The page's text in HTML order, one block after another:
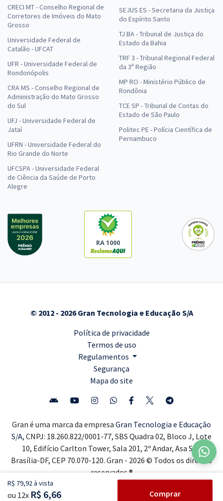
R$ 79,92 à vista
ou 12x R$ 6,66 Comprar
CRECI MT - Conselho Regional de
Corretores de Imóveis do Mato
Grosso
Universidade Federal de
Catalão - UFCAT
UFR - Universidade Federal de
Rondonópolis
CRA MS - Conselho Regional de
Administração do Mato Grosso
do Sul
UFJ - Universidade Federal de
Jataí
UFRN - Universidade Federal do
Rio Grande do Norte
UFCSPA - Universidade Federal
de Ciência da Saúde de Porto
Alegre
SEJUS ES - Secretaria da Justiça
do Espírito Santo
TJ BA - Tribunal de Justiça do
Estado da Bahia
TRF 3 - Tribunal Regional Federal
da 3ª Região
MP RO - Ministério Público de
Rondônia
TCE SP - Tribunal de Contas do
Estado de São Paulo
Politec PE - Polícia Científica de
Pernambuco
RA 1000
© 2012 - 2026 Gran Tecnologia e Educação S/A
Política de privacidade
Termos de uso
Regulamentos
Segurança
Mapa do site
Gran é uma marca da empresa Gran Tecnologia e Educação
S/A, CNPJ: 18.260.822/0001-77, SBS Quadra 02, Bloco J, Lote
10, Edifício Carlton Tower, Sala 201, 2º Andar, Asa Sul,
Brasília-DF, CEP 70.070-120. Gran - 2026 © Todos os direitos
reservados ®